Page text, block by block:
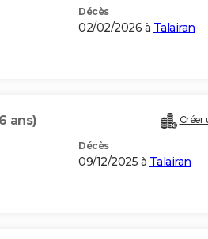
Décès
02/02/2026 à Talairan
ans) Créer
Décès
09/12/2025 à Talairan